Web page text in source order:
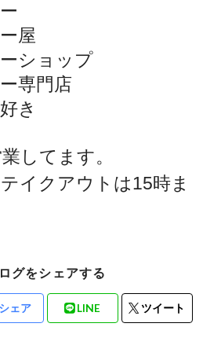
屋
ショップ
専門店
き
してます。
イクアウトは15時ま
グをシェアする
シェア LINE ツイート